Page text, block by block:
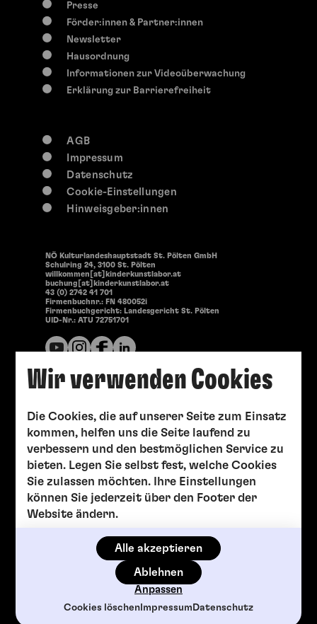
Wir verwenden Cookies
Die Cookies, die auf unserer Seite zum Einsatz
kommen, helfen uns die Seite laufend zu
verbessern und den bestmöglichen Service zu
bieten. Legen Sie selbst fest, welche Cookies
Sie zulassen möchten. Ihre Einstellungen
können Sie jederzeit über den Footer der
Website ändern.
Alle akzeptieren
Ablehnen
Anpassen
Cookies löschen Impressum Datenschutz
Presse
Förder:innen & Partner:innen
Newsletter
Hausordnung
Informationen zur Videoüberwachung
Erklärung zur Barrierefreiheit
NÖ Kulturlandeshauptstadt St. Pölten GmbH
Schulring 24, 3100 St. Pölten
willkommen[at]kinderkunstlabor.at
buchung[at]kinderkunstlabor.at
43 (0) 2742 41 701
Firmenbuchnr.: FN 480052i
Firmenbuchgericht: Landesgericht St. Pölten
UID-Nr.: ATU 72751701
AGB
Impressum
Datenschutz
Cookie-Einstellungen
Hinweisgeber:innen